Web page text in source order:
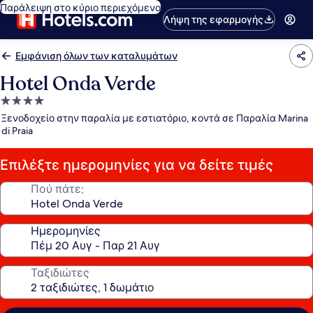
Παράλειψη στο κύριο περιεχόμενο
Λήψη της εφαρμογής
Εμφάνιση όλων των καταλυμάτων
Hotel Onda Verde
Κατάλυμα
με
4.0
αστέρια
Ξενοδοχείο στην παραλία με εστιατόριο, κοντά σε Παραλία Marina
di Praia
Επιλέξτε ημερομηνίες για να δείτε τιμές
Πού πάτε;
Ημερομηνίες
Ταξιδιώτες